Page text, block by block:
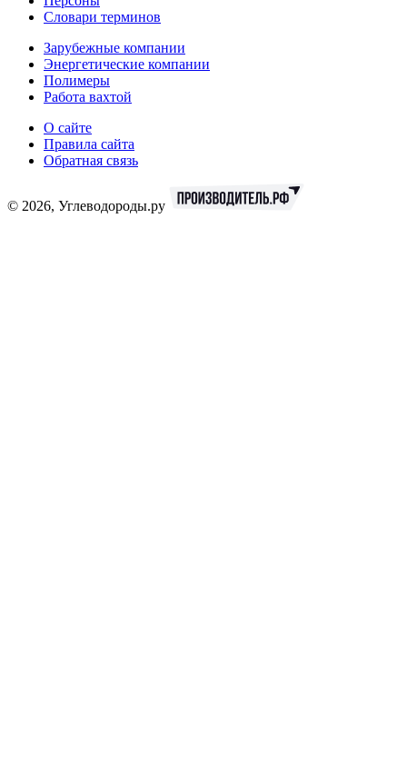
Словари терминов
Зарубежные компании
Энергетические компании
Полимеры
Работа вахтой
О сайте
Правила сайта
Обратная связь
© 2026, Углеводороды.ру